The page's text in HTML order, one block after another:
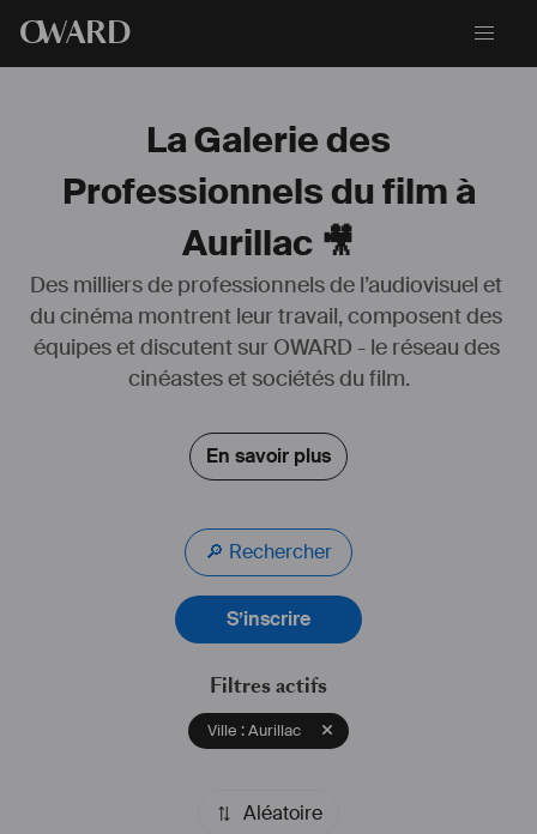
OWARD
La Galerie des
Professionnels du film à
Aurillac 🎥
Des milliers de professionnels de l’audiovisuel et
du cinéma montrent leur travail, composent des
équipes et discutent sur OWARD - le réseau des
cinéastes et sociétés du film.
En savoir plus
🔎 Rechercher
S’inscrire
Filtres actifs
Ville : Aurillac
Aléatoire
Après un parcours scolaire atypique mêlant études de
psychologie, de musicologie et de production sonore, je suis me
suis installé en Chine en 2017. J’y ai travaillé sur mes premiers
à l’image.
De retour en France depuis fin 2019, j’ai décidé d’élargir mes
jeux-vidéos (Wild Rift, Riot Games) ou encore la musique à visée
thérapeutique (albums composés pour accompagner des séances
de naturopathie et d’hypnothérapie).
En parallèle de mon activité en France, je continue de collaborer
régulièrement avec la Chine, que ce soit au travers de publicités
pour 2023), en prise de vues réelles ou en animation.